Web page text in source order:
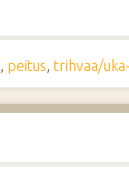
, peitus, trihvaa/